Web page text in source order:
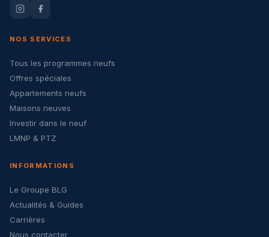
NOS SERVICES
Tous les programmes neufs
Offres spéciales
Appartements neufs
Maisons neuves
Investir dans le neuf
LMNP & PTZ
INFORMATIONS
Le Groupe BLG
Actualités & Guides
Carrières
Nous contacter